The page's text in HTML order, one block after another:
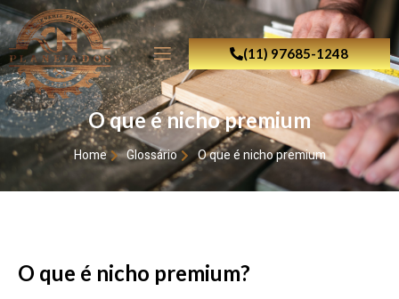
(11) 97685-1248
O que é nicho premium
Home Glossário O que é nicho premium
O que é nicho premium?